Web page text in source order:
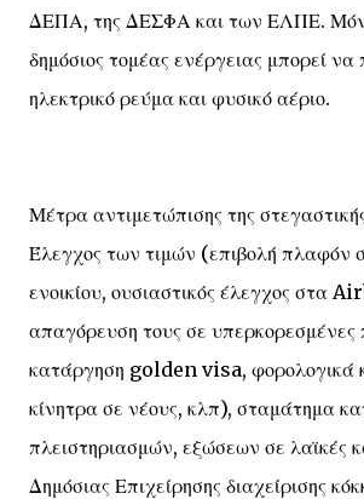
ΔΕΠΑ, της ΔΕΣΦΑ και των ΕΛΠΕ.
δημόσιος τομέας ενέργειας μπορεί
ηλεκτρικό ρεύμα και φυσικό αέριο.
Μέτρα αντιμετώπισης της
Έλεγχος των τιμών (επιβολή πλαφόν
ενοικίου, ουσιαστικός έλεγχος στα
απαγόρευση τους σε υπερκορεσμένες
κατάργηση golden visa, φορολογικά
κίνητρα σε νέους, κλπ), σταμάτημα
πλειστηριασμών, εξώσεων σε λαϊκές
Δημόσιας Επιχείρησης διαχείρισης